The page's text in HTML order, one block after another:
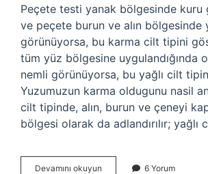
Peçete testi yanak bölgesinde kuru
ve peçete burun ve alın bölgesinde
görünüyorsa, bu karma cilt tipini
tüm yüz bölgesine uygulandığında
nemli görünüyorsa, bu yağlı cilt
Yuzumuzun karma oldugunu nasil
cilt tipinde, alın, burun ve çeneyi
bölgesi olarak da adlandırılır; yağlı
Devamını okuyun 6 Yorum